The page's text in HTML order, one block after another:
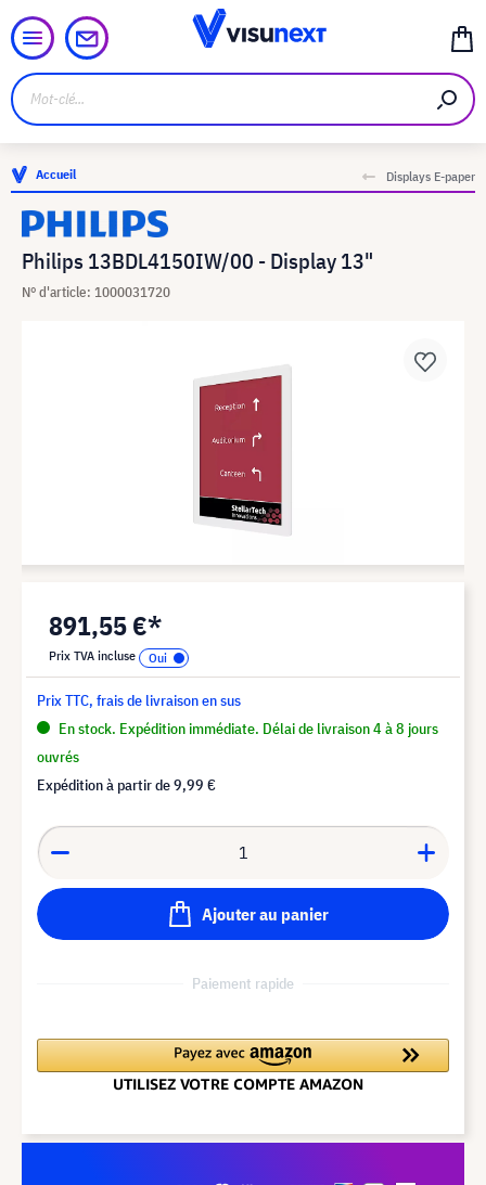
Accueil Displays E-paper
Philips 13BDL4150IW/00 - Display 13"
N° d'article: 1000031720
891,55 €*
Prix TVA incluse
Prix TTC, frais de livraison en sus
En stock. Expédition immédiate. Délai de livraison 4 à 8 jours
ouvrés
Expédition à partir de9,99 €
Ajouter au panier
Paiement rapide